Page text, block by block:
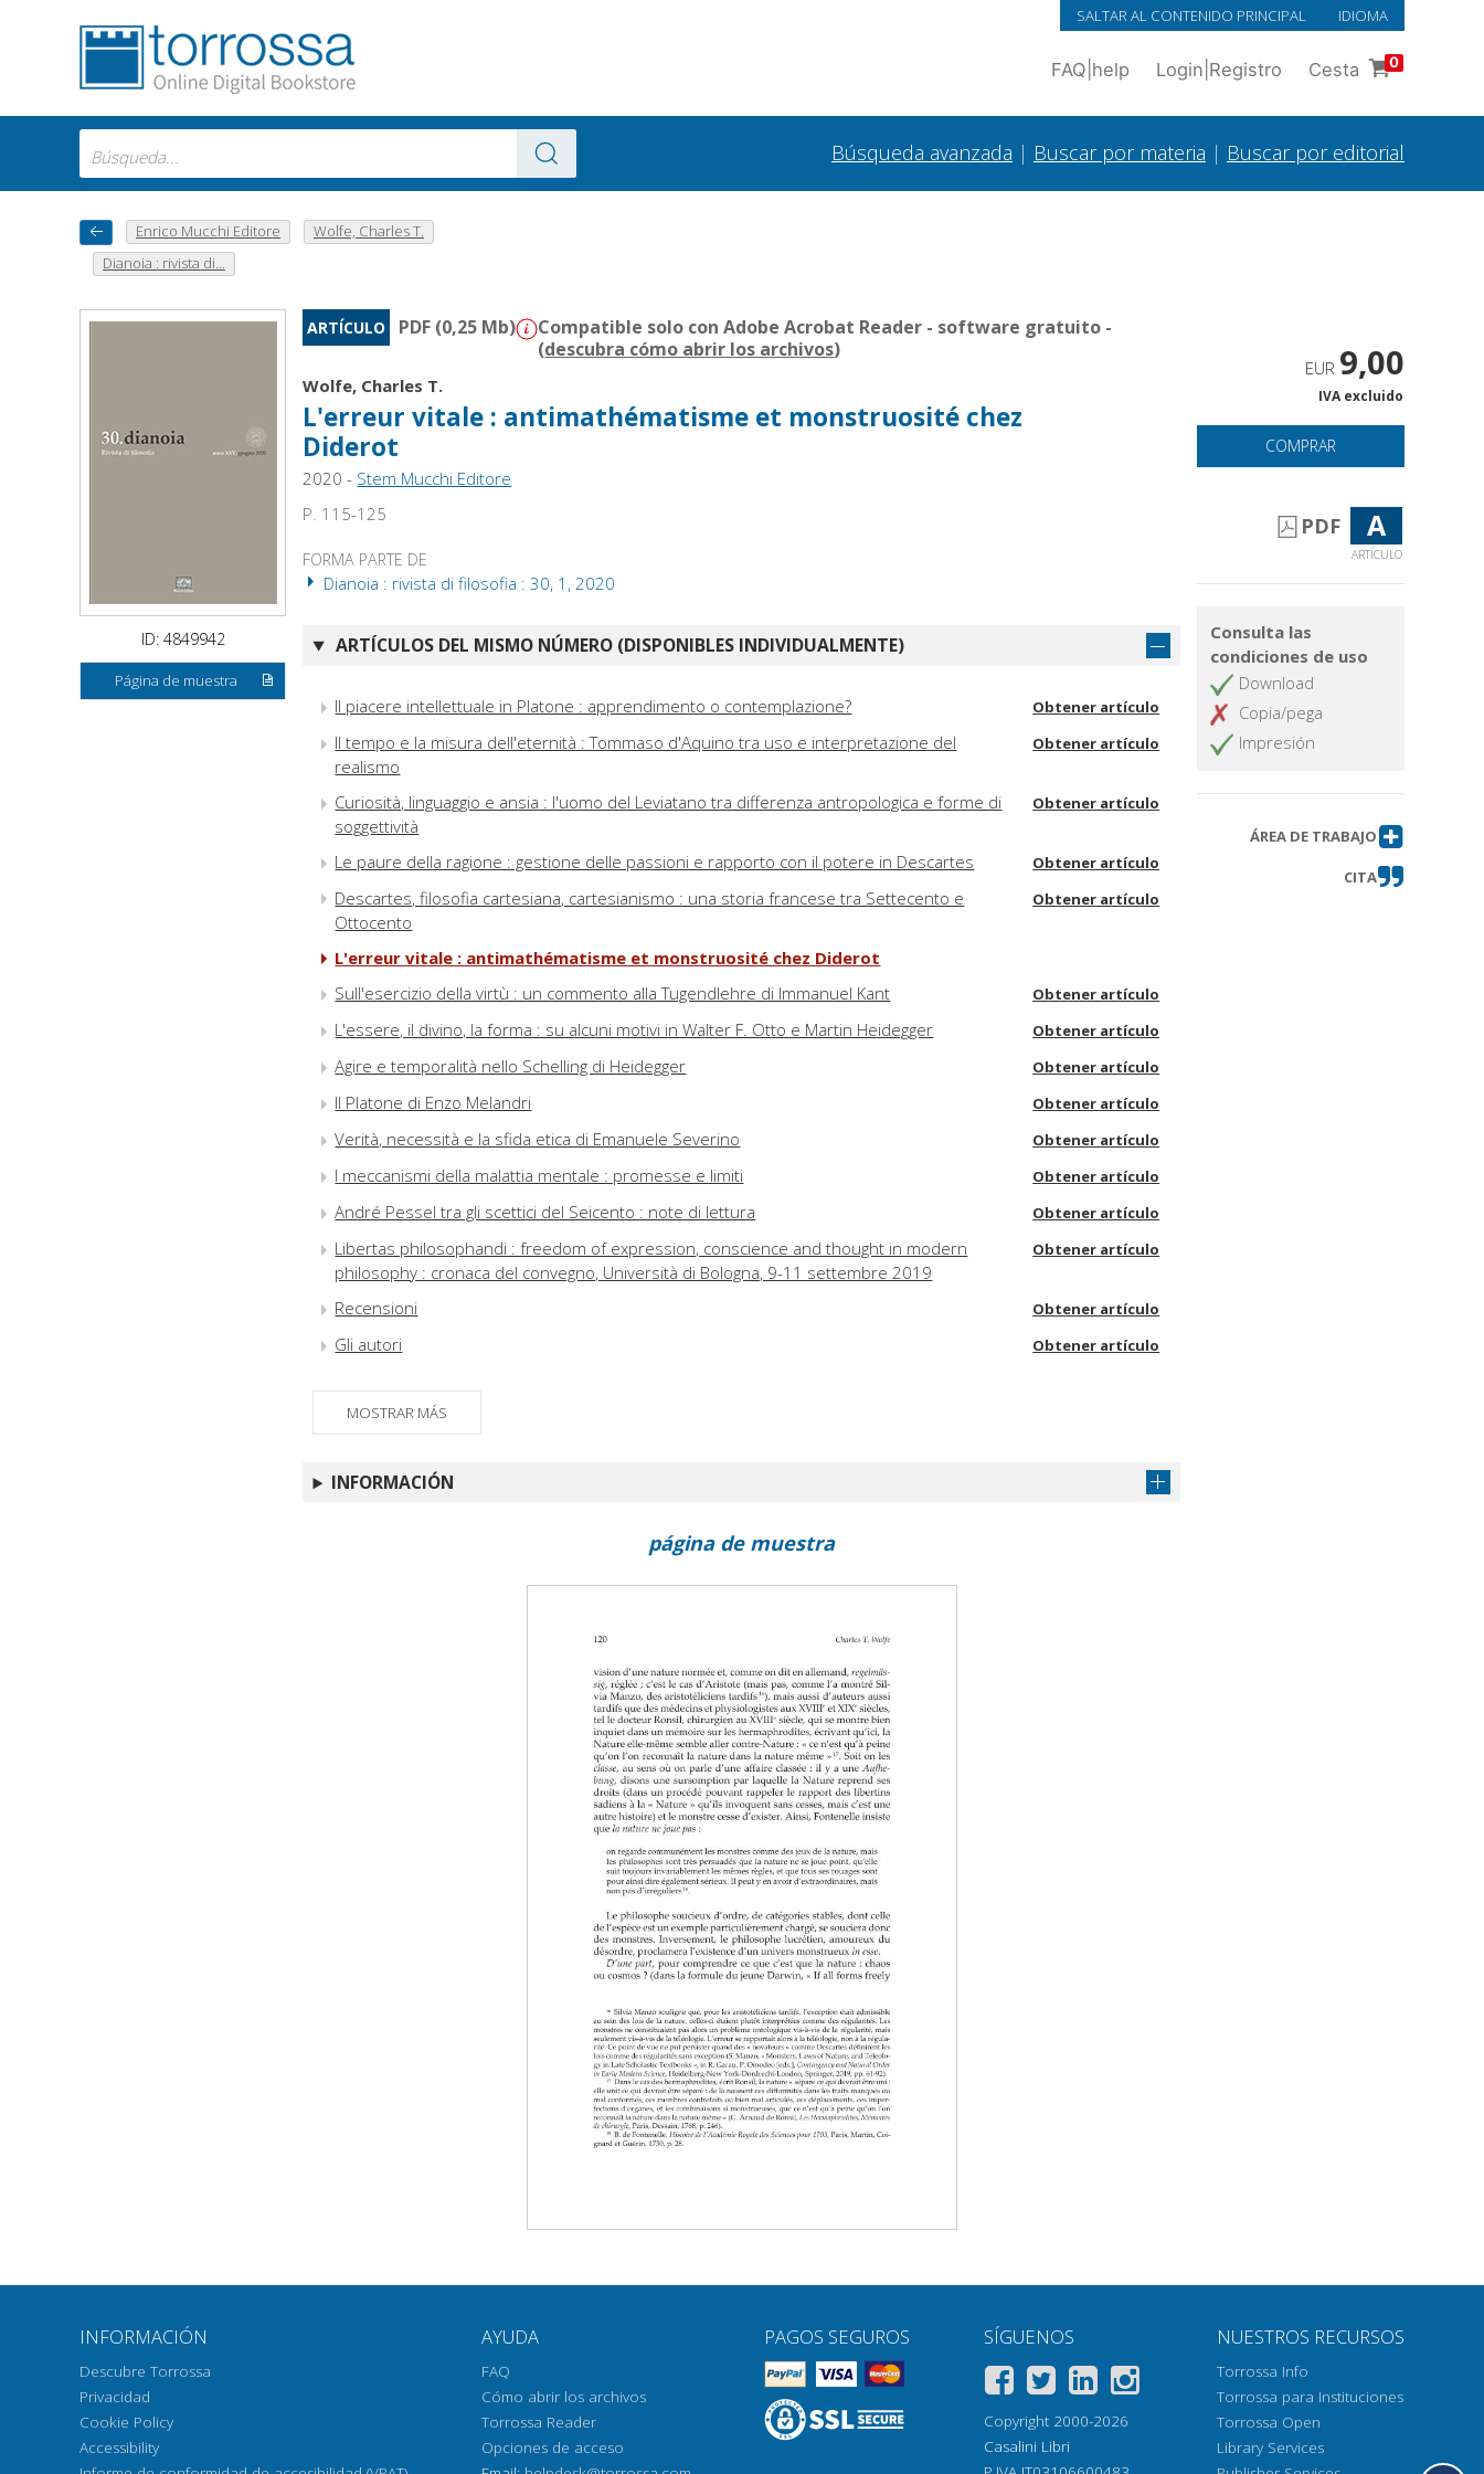
SALTAR AL CONTENIDO PRINCIPAL IDIOMA
FAQ help Login Registro Cesta 0
Búsqueda avanzada | Buscar por materia | Buscar por editorial
Enrico Mucchi Editore
Wolfe, Charles T.
Dianoia : rivista di...
ID: 4849942
Página de muestra
ARTÍCULO PDF (0,25 Mb)
Compatible solo con Adobe Acrobat Reader - software gratuito -
(descubra cómo abrir los archivos)
Wolfe, Charles T.
L'erreur vitale : antimathématisme et monstruosité chez
Diderot
2020 - Stem Mucchi Editore
P. 115-125
FORMA PARTE DE
Dianoia : rivista di filosofia : 30, 1, 2020
ARTÍCULOS DEL MISMO NÚMERO (DISPONIBLES INDIVIDUALMENTE)
Il piacere intellettuale in Platone : apprendimento o contemplazione? Obtener artículo
Il tempo e la misura dell'eternità : Tommaso d'Aquino tra uso e interpretazione del
realismo
Obtener artículo
Curiosità, linguaggio e ansia : l'uomo del Leviatano tra differenza antropologica e forme di
soggettività
Obtener artículo
Le paure della ragione : gestione delle passioni e rapporto con il potere in Descartes Obtener artículo
Descartes, filosofia cartesiana, cartesianismo : una storia francese tra Settecento e
Ottocento
Obtener artículo
L'erreur vitale : antimathématisme et monstruosité chez Diderot
Sull'esercizio della virtù : un commento alla Tugendlehre di Immanuel Kant
Obtener artículo
L'essere, il divino, la forma : su alcuni motivi in Walter F. Otto e Martin Heidegger Obtener artículo
Agire e temporalità nello Schelling di Heidegger Obtener artículo
Il Platone di Enzo Melandri Obtener artículo
Verità, necessità e la sfida etica di Emanuele Severino Obtener artículo
I meccanismi della malattia mentale : promesse e limiti Obtener artículo
André Pessel tra gli scettici del Seicento : note di lettura Obtener artículo
Libertas philosophandi : freedom of expression, conscience and thought in modern
philosophy : cronaca del convegno, Università di Bologna, 9-11 settembre 2019
Obtener artículo
Recensioni Obtener artículo
Gli autori Obtener artículo
MOSTRAR MÁS
INFORMACIÓN
EUR 9,00
IVA excluido
COMPRAR
PDF A
ARTÍCULO
Consulta las
condiciones de uso
Download
Copia/pega
Impresión
ÁREA DE TRABAJO
CITA
página de muestra
INFORMACIÓN
Descubre Torrossa
Privacidad
Cookie Policy
Accessibility
AYUDA
FAQ
Cómo abrir los archivos
Torrossa Reader
Opciones de acceso
PAGOS SEGUROS SÍGUENOS
Copyright 2000-2026
Casalini Libri
NUESTROS RECURSOS
Torrossa Info
Torrossa para Instituciones
Torrossa Open
Library Services